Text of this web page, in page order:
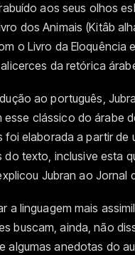
aos seus olhos
dos Animais (Kitâb
o Livro da Eloquência
da retórica
ao português,
esse clássico do árabe
foi elaborada a partir de
do texto, inclusive esta
Jubran ao
a linguagem mais
buscam, ainda, não
algumas anedotas do